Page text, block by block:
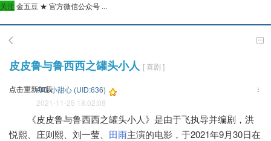
关注 金五豆 ★ 官方微信公众号 ...
皮皮鲁与鲁西西之罐头小人 [ 喜剧 ]
点击重新加载A C 小甜心 (UID:636)
2021-11-25 18:02:08
《皮皮鲁与鲁西西之罐头小人》是由于飞执导并编剧，洪
悦熙、庄则熙、刘一莹、 田雨主演的电影，于2021年9月30日在